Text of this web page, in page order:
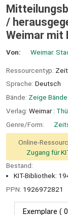
/
Weimar mit
Von: Weimar.
Ressourcentyp:
Sprache: Deutsch
Bände: Zeige Bände
Verlag: Weimar :
Genre/Form:
Online-
Zugang für
Bestand:
KIT-Bibliothek:
PPN: 1926972821
Exemplare (